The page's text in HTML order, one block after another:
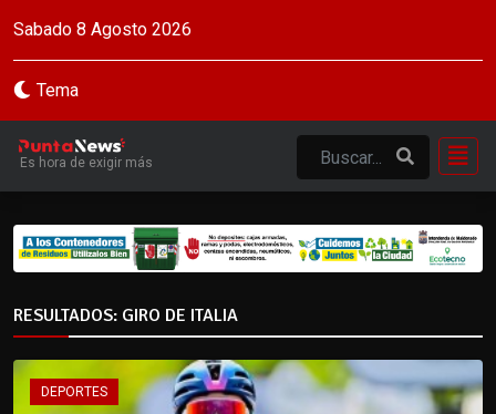
Sabado 8 Agosto 2026
Tema
Es hora de exigir más
RESULTADOS: GIRO DE ITALIA
DEPORTES